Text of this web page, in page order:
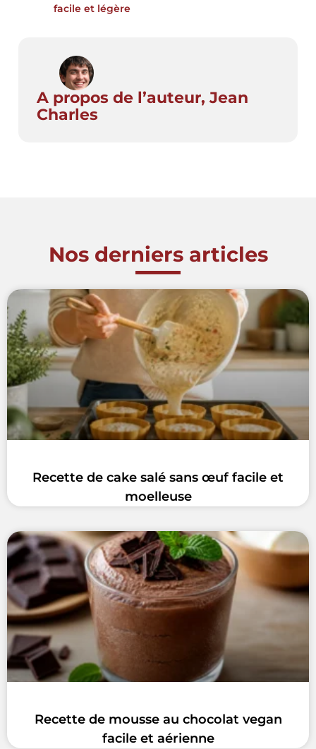
facile et légère
A propos de l’auteur, Jean
Charles
Nos derniers articles
Recette de cake salé sans œuf facile et
moelleuse
Recette de mousse au chocolat vegan
facile et aérienne